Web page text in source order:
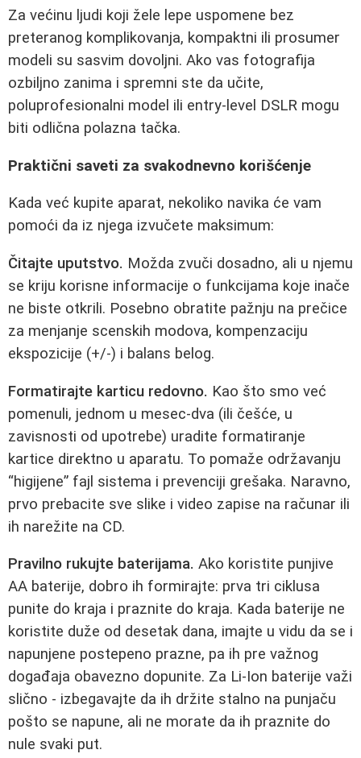
Za većinu ljudi koji žele lepe uspomene bez
preteranog komplikovanja, kompaktni ili prosumer
modeli su sasvim dovoljni. Ako vas fotografija
ozbiljno zanima i spremni ste da učite,
poluprofesionalni model ili entry-level DSLR mogu
biti odlična polazna tačka.
Praktični saveti za svakodnevno korišćenje
Kada već kupite aparat, nekoliko navika će vam
pomoći da iz njega izvučete maksimum:
Čitajte uputstvo. Možda zvuči dosadno, ali u njemu
se kriju korisne informacije o funkcijama koje inače
ne biste otkrili. Posebno obratite pažnju na prečice
za menjanje scenskih modova, kompenzaciju
ekspozicije (+/-) i balans belog.
Formatirajte karticu redovno. Kao što smo već
pomenuli, jednom u mesec-dva (ili češće, u
zavisnosti od upotrebe) uradite formatiranje
kartice direktno u aparatu. To pomaže održavanju
“higijene” fajl sistema i prevenciji grešaka. Naravno,
prvo prebacite sve slike i video zapise na računar ili
ih narežite na CD.
Pravilno rukujte baterijama. Ako koristite punjive
AA baterije, dobro ih formirajte: prva tri ciklusa
punite do kraja i praznite do kraja. Kada baterije ne
koristite duže od desetak dana, imajte u vidu da se i
napunjene postepeno prazne, pa ih pre važnog
događaja obavezno dopunite. Za Li-Ion baterije važi
slično - izbegavajte da ih držite stalno na punjaču
pošto se napune, ali ne morate da ih praznite do
nule svaki put.